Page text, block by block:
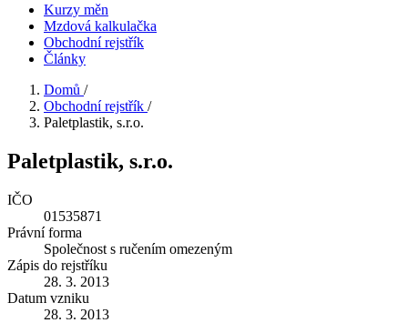
Kurzy měn
Mzdová kalkulačka
Obchodní rejstřík
Články
Domů /
Obchodní rejstřík /
Paletplastik, s.r.o.
Paletplastik, s.r.o.
IČO
01535871
Právní forma
Společnost s ručením omezeným
Zápis do rejstříku
28. 3. 2013
Datum vzniku
28. 3. 2013